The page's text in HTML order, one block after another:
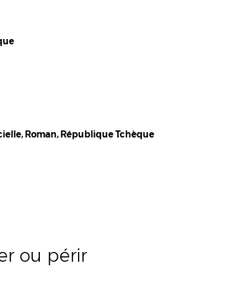
,Roman,République Tchèque
ou périr